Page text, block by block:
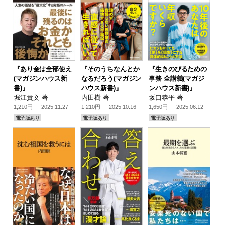
『あり金は全部使え
(マガジンハウス新
書)』
堀江貴文 著
1,210円 — 2025.11.27
電子版あり
『そのうちなんとか
なるだろう(マガジン
ハウス新書)』
内田樹 著
1,210円 — 2025.10.16
電子版あり
『生きのびるための
事務 全講義(マガジ
ンハウス新書)』
坂口恭平 著
1,650円 — 2025.06.12
電子版あり